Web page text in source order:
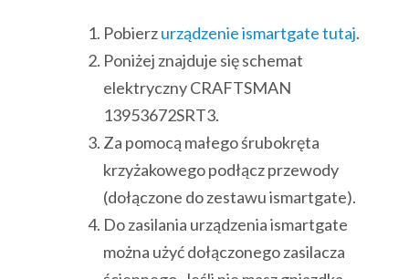
Pobierzurządzenie ismartgate tutaj.
Poniżej znajduje się schemat
elektryczny CRAFTSMAN
13953672SRT3.
Za pomocą małego śrubokręta
krzyżakowego podłącz przewody
(dołączone do zestawu ismartgate).
Do zasilania urządzenia ismartgate
można użyć dołączonego zasilacza